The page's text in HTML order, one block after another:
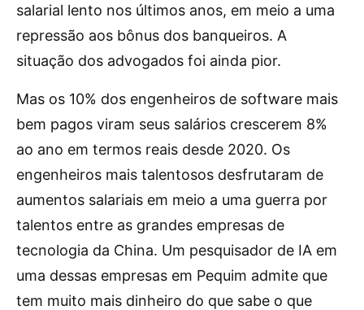
salarial lento nos últimos anos, em meio a uma
repressão aos bônus dos banqueiros. A
situação dos advogados foi ainda pior.
Mas os 10% dos engenheiros de software mais
bem pagos viram seus salários crescerem 8%
ao ano em termos reais desde 2020. Os
engenheiros mais talentosos desfrutaram de
aumentos salariais em meio a uma guerra por
talentos entre as grandes empresas de
tecnologia da China. Um pesquisador de IA em
uma dessas empresas em Pequim admite que
tem muito mais dinheiro do que sabe o que